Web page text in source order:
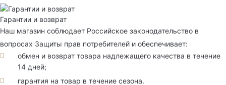
Гарантии и возврат
Наш магазин соблюдает Российское законодательство в
вопросах Защиты прав потребителей и обеспечивает:
обмен и возврат товара надлежащего качества в течение
14 дней;
гарантия на товар в течение сезона.